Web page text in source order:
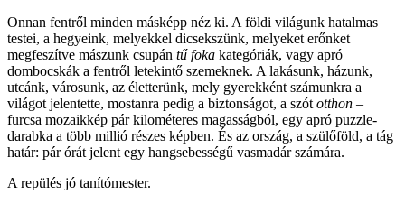
Onnan fentről minden másképp néz ki. A földi világunk hatalmas
testei, a hegyeink, melyekkel dicsekszünk, melyeket erőnket
megfeszítve mászunk csupán tű foka kategóriák, vagy apró
dombocskák a fentről letekintő szemeknek. A lakásunk, házunk,
utcánk, városunk, az életterünk, mely gyerekként számunkra a
világot jelentette, mostanra pedig a biztonságot, a szót otthon –
furcsa mozaikkép pár kilométeres magasságból, egy apró puzzle-
darabka a több millió részes képben. És az ország, a szülőföld, a tág
határ: pár órát jelent egy hangsebességű vasmadár számára.
A repülés jó tanítómester.